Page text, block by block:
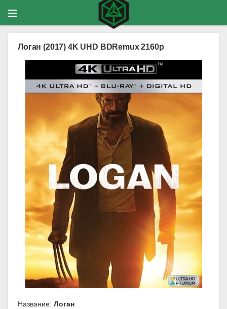
Логан (2017) 4K UHD BDRemux 2160p
Название: Логан